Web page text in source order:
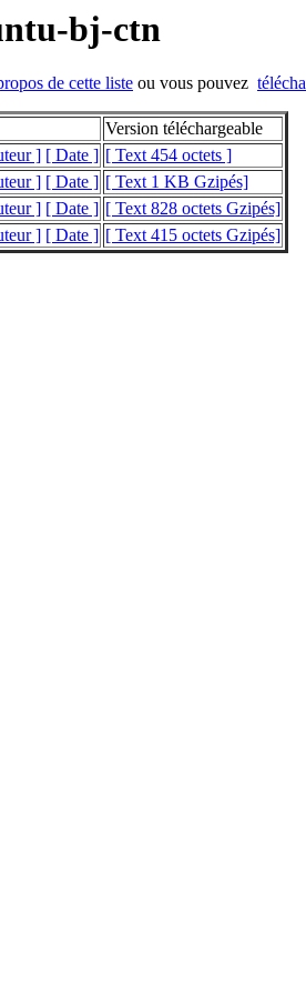
bj-ctn
de cette liste ou vous pouvez
Version téléchargeable
] [ Date ] [ Text 454 octets ]
] [ Date ] [ Text 1 KB Gzipés]
] [ Date ] [ Text 828 octets Gzipés]
] [ Date ] [ Text 415 octets Gzipés]